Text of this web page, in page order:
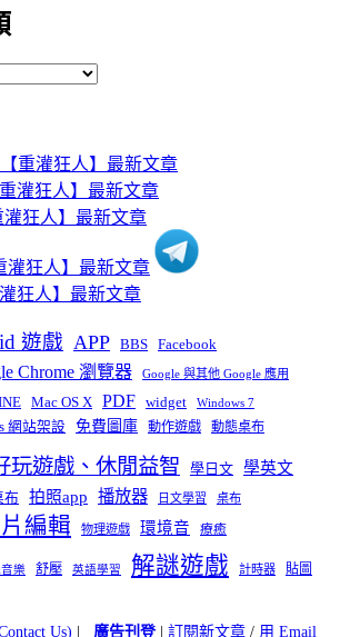
遊戲 APP BBS Facebook
Chrome 瀏覽器 Google 與其他 Google 應用
Mac OS X PDF widget Windows 7
網站架設 免費圖庫 動作遊戲 動態桌布
玩遊戲、休閒益智 學日文 學英文
布 拍照app 播放器 日文學習 桌布
編輯 物理遊戲 環境音 療癒
樂 舒壓 英語學習 解謎遊戲 計時器
貼圖
Us) | 廣告刊登| 訂閱新文章 / 用 Email